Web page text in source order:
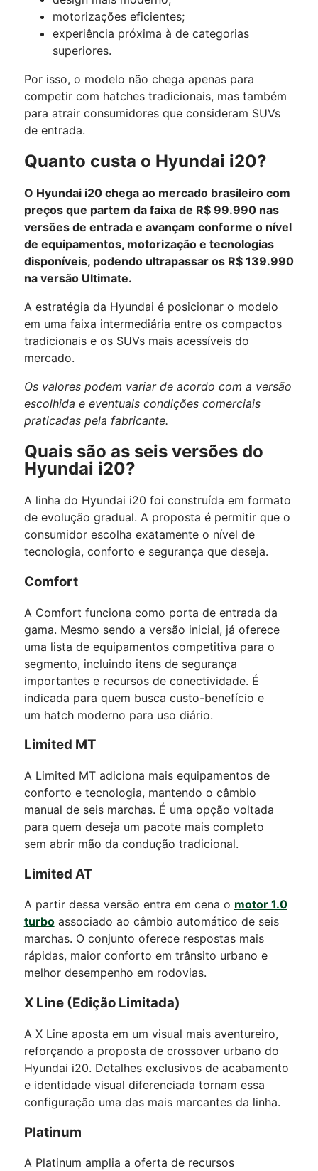
motorizações eficientes;
experiência próxima à de categorias
superiores.
Por isso, o modelo não chega apenas para
competir com hatches tradicionais, mas também
para atrair consumidores que consideram SUVs
de entrada.
Quanto custa o Hyundai i20?
O Hyundai i20 chega ao mercado brasileiro com
preços que partem da faixa de R$ 99.990 nas
versões de entrada e avançam conforme o nível
de equipamentos, motorização e tecnologias
disponíveis, podendo ultrapassar os R$ 139.990
na versão Ultimate.
A estratégia da Hyundai é posicionar o modelo
em uma faixa intermediária entre os compactos
tradicionais e os SUVs mais acessíveis do
mercado.
Os valores podem variar de acordo com a versão
escolhida e eventuais condições comerciais
praticadas pela fabricante.
Quais são as seis versões do
Hyundai i20?
A linha do Hyundai i20 foi construída em formato
de evolução gradual. A proposta é permitir que o
consumidor escolha exatamente o nível de
tecnologia, conforto e segurança que deseja.
Comfort
A Comfort funciona como porta de entrada da
gama. Mesmo sendo a versão inicial, já oferece
uma lista de equipamentos competitiva para o
segmento, incluindo itens de segurança
importantes e recursos de conectividade. É
indicada para quem busca custo-benefício e
um hatch moderno para uso diário.
Limited MT
A Limited MT adiciona mais equipamentos de
conforto e tecnologia, mantendo o câmbio
manual de seis marchas. É uma opção voltada
para quem deseja um pacote mais completo
sem abrir mão da condução tradicional.
Limited AT
A partir dessa versão entra em cena o motor 1.0
turboassociado ao câmbio automático de seis
marchas. O conjunto oferece respostas mais
rápidas, maior conforto em trânsito urbano e
melhor desempenho em rodovias.
X Line (Edição Limitada)
A X Line aposta em um visual mais aventureiro,
reforçando a proposta de crossover urbano do
Hyundai i20. Detalhes exclusivos de acabamento
e identidade visual diferenciada tornam essa
configuração uma das mais marcantes da linha.
Platinum
A Platinum amplia a oferta de recursos